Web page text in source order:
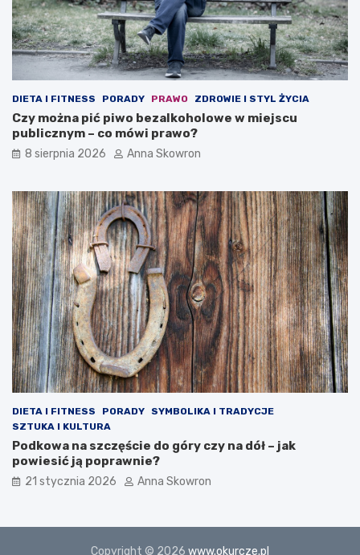
DIETA I FITNESS PORADY PRAWO ZDROWIE I STYL ŻYCIA
Czy można pić piwo bezalkoholowe w miejscu
publicznym – co mówi prawo?
8 sierpnia 2026 Anna Skowron
DIETA I FITNESS PORADY
SYMBOLIKA I TRADYCJE
SZTUKA I KULTURA
Podkowa na szczęście do góry czy na dół – jak
powiesić ją poprawnie?
21 stycznia 2026 Anna Skowron
Copyright © 2026 www.okurcze.pl